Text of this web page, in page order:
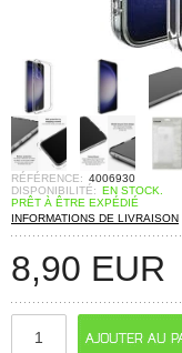
RÉFÉRENCE: 4006930
DISPONIBILITÉ: EN STOCK.
PRÊT À ÊTRE EXPÉDIÉ
INFORMATIONS DE LIVRAISON
8,90 EUR